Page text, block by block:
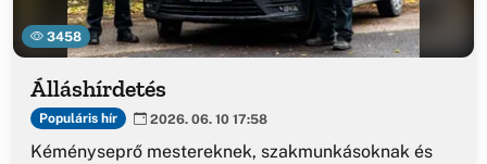
3458
Álláshírdetés
Populáris hír 2026. 06. 10 17:58
Kéményseprő mestereknek, szakmunkásoknak és